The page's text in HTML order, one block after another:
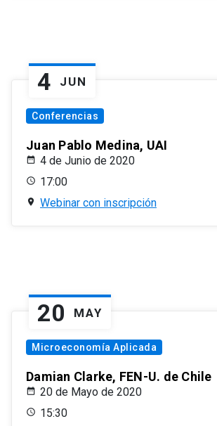
4 JUN
Conferencias
Juan Pablo Medina, UAI
4 de Junio de 2020
17:00
Webinar con inscripción
20 MAY
Microeconomía Aplicada
Damian Clarke, FEN-U. de Chile
20 de Mayo de 2020
15:30